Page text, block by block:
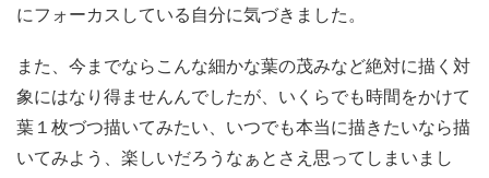
にフォーカスしている自分に気づきました。
また、今までならこんな細かな葉の茂みなど絶対に描く対
象にはなり得ませんんでしたが、いくらでも時間をかけて
葉１枚づつ描いてみたい、いつでも本当に描きたいなら描
いてみよう、楽しいだろうなぁとさえ思ってしまいまし